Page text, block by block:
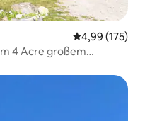
4,99 (175)
4 Acre großem